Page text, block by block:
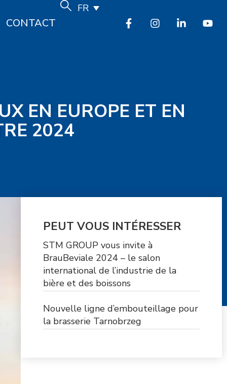
CONTACT
FR
EN EUROPE ET EN
2024
PEUT VOUS INTÉRESSER
STM GROUP vous invite à
BrauBeviale 2024 – le salon
international de l’industrie de la
bière et des boissons
Nouvelle ligne d’embouteillage pour
la brasserie Tarnobrzeg